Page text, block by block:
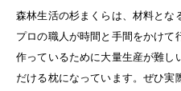
森林生活の杉まくらは、材料とな
プロの職人が時間と手間をかけて
作っているために大量生産が難し
だける枕になっています。ぜひ実